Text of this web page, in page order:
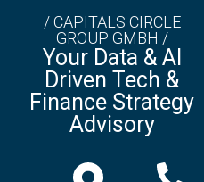
/ CAPITALS CIRCLE
GROUP GMBH /
Your Data & AI
Driven Tech &
Finance Strategy
Advisory